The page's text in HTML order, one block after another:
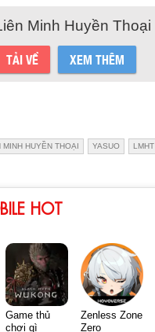
Minh Huyền Thoại
TẢI VỀ XEM THÊM
MINH HUYỀN THOẠI YASUO LMHT
HOT
Game thủ
chơi gì
Zenless Zone
Zero